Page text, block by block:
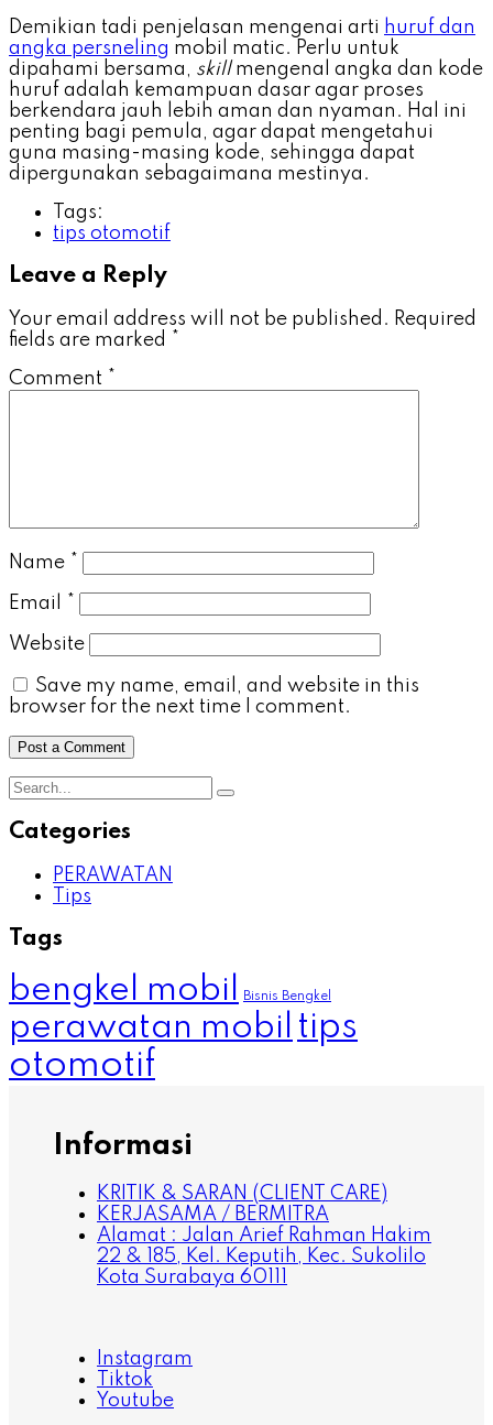
Demikian tadi penjelasan mengenai arti huruf dan
angka persneling mobil matic. Perlu untuk
dipahami bersama, skillmengenal angka dan kode
huruf adalah kemampuan dasar agar proses
berkendara jauh lebih aman dan nyaman. Hal ini
penting bagi pemula, agar dapat mengetahui
guna masing-masing kode, sehingga dapat
dipergunakan sebagaimana mestinya.
Tags:
tips otomotif
Leave a Reply
Your email address will not be published. Required
fields are marked *
Comment *
Name *
Email *
Website
Save my name, email, and website in this
browser for the next time I comment.
Categories
PERAWATAN
Tips
Tags
bengkel mobil Bisnis Bengkel
perawatan mobil tips
otomotif
Informasi
KRITIK & SARAN (CLIENT CARE)
KERJASAMA / BERMITRA
Alamat : Jalan Arief Rahman Hakim
22 & 185, Kel. Keputih, Kec. Sukolilo
Kota Surabaya 60111
Instagram
Tiktok
Youtube